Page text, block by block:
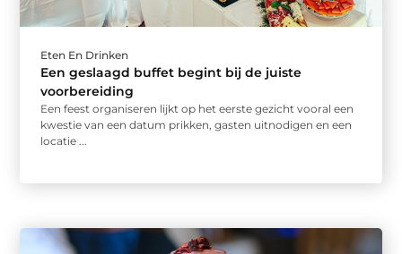
Eten En Drinken
Een geslaagd buffet begint bij de juiste
voorbereiding
Een feest organiseren lijkt op het eerste gezicht vooral een
kwestie van een datum prikken, gasten uitnodigen en een
locatie ...